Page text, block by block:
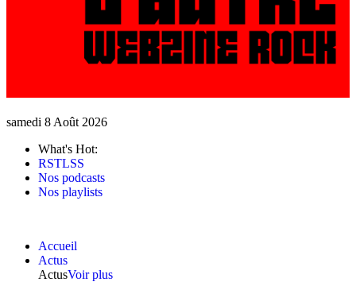
samedi 8 Août 2026
What's Hot:
RSTLSS
Nos podcasts
Nos playlists
Accueil
Actus
ActusVoir plus